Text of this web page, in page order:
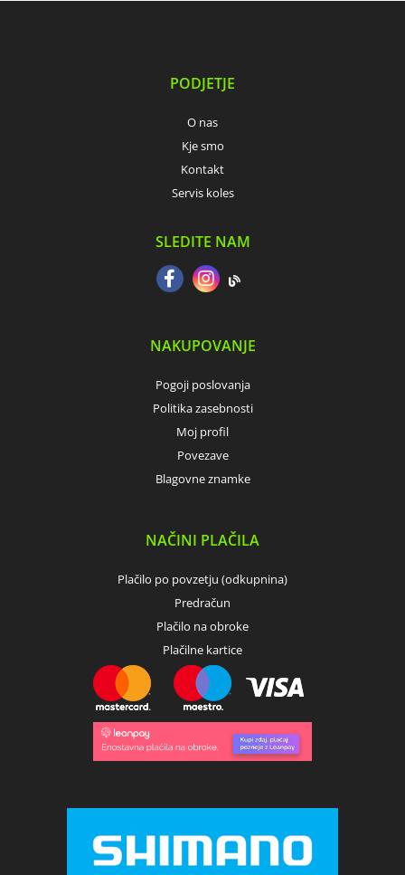
PODJETJE
O nas
Kje smo
Kontakt
Servis koles
SLEDITE NAM
NAKUPOVANJE
Pogoji poslovanja
Politika zasebnosti
Moj profil
Povezave
Blagovne znamke
NAČINI PLAČILA
Plačilo po povzetju (odkupnina)
Predračun
Plačilo na obroke
Plačilne kartice